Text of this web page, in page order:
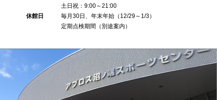
土日祝：9:00～21:00
休館日 毎月30日、年末年始（12/29～1/3）
定期点検期間（別途案内）